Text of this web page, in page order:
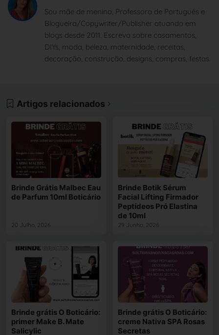
Sou mãe de menino, Professora de Português e
Blogueira/Copywriter/Publisher atuando em
blogs desde 2011. Escrevo sobre casamentos,
DIYs, moda, beleza, maternidade, receitas,
decoração, construção, designs, compras, festas.
Artigos relacionados
Brinde Grátis Malbec Eau
de Parfum 10ml Boticário
20 Julho, 2026
Brinde Botik Sérum
Facial Lifting Firmador
Peptídeos Pró Elastina
de 10ml
29 Junho, 2026
Brinde grátis O Boticário:
primer Make B. Mate
Salicylic
Brinde grátis O Boticário:
creme Nativa SPA Rosas
Secretas